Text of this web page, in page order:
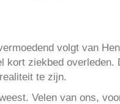
volgt van
kort ziekbed
te zijn.
Velen van ons,